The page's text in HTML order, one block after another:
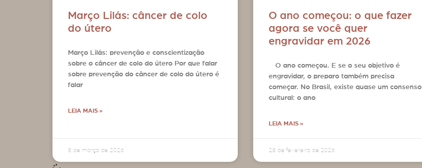
Março Lilás: câncer de colo
do útero
Março Lilás: prevenção e conscientização
sobre o câncer de colo do útero Por que falar
sobre prevenção do câncer de colo do útero é
falar
LEIA MAIS »
8 de março de 2026
O ano começou: o que fazer
agora se você quer
engravidar em 2026
O ano começou. E se o seu objetivo é
engravidar, o preparo também precisa
começar. No Brasil, existe quase um consenso
cultural: o ano
LEIA MAIS »
28 de fevereiro de 2026